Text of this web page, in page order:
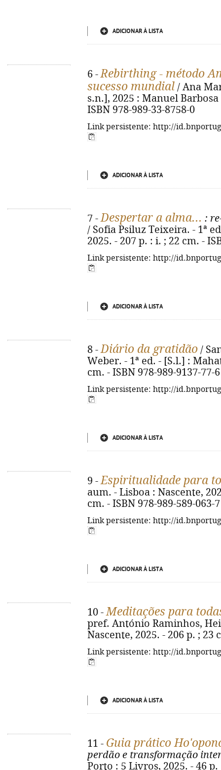
ADICIONAR À LISTA
6 -Rebirthing - método
sucesso mundial / Ana
s.n.], 2025 : Manuel
ISBN 978-989-33-8758-0
Link persistente: http://
ADICIONAR À LISTA
7 -Despertar a alma... :
/ Sofia Psiluz Teixeira. - 1ª
2025. - 207 p. : i. ; 22 cm. -
Link persistente: http://
ADICIONAR À LISTA
8 -Diário da gratidão /
Weber. - 1ª ed. - [S.l.] :
cm. - ISBN 978-989-9137-77-6
Link persistente: http://
ADICIONAR À LISTA
9 -Espiritualidade para
aum. - Lisboa : Nascente,
cm. - ISBN 978-989-589-063-7
Link persistente: http://
ADICIONAR À LISTA
10 -Meditações para
pref. António Raminhos,
Nascente, 2025. - 206 p. ; 23
Link persistente: http://
ADICIONAR À LISTA
11 - Guia prático
perdão e transformação
Porto : 5 Livros, 2025. - 46 p.